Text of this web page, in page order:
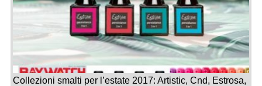
Collezioni smalti per l’estate 2017: Artistic, Cnd, Estrosa,